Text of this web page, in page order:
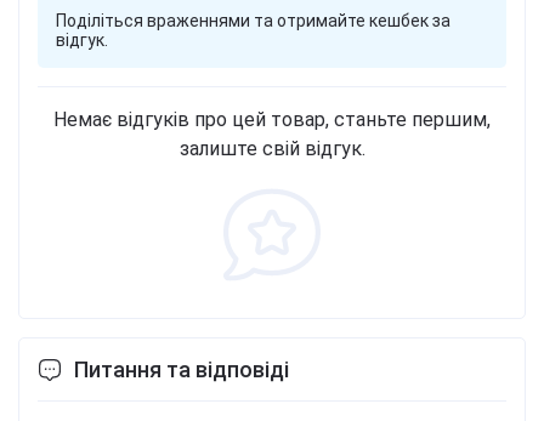
Поділіться враженнями та отримайте кешбек за
відгук.
Немає відгуків про цей товар, станьте першим,
залиште свій відгук.
Питання та відповіді